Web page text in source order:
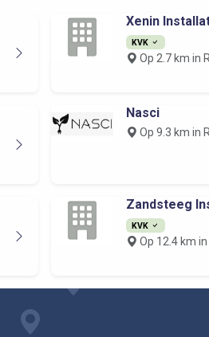
Xenin
KVK
Op 2.7 km in
Nasci
Op 9.3 km in
Zandsteeg
KVK
Op 12.4 km